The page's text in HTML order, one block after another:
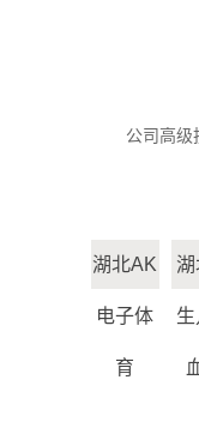
公司高级
湖北AK
电子体
育